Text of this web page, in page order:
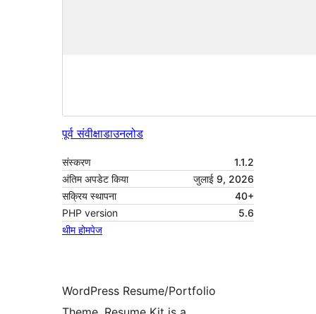
पूर्व संवीक्षाडाउनलोड
संस्करण
1.1.2
अंतिम अपडेट किया
जुलाई 9, 2026
सक्रिय स्थापना
40+
PHP version
5.6
थीम होमपेज
WordPress Resume/Portfolio